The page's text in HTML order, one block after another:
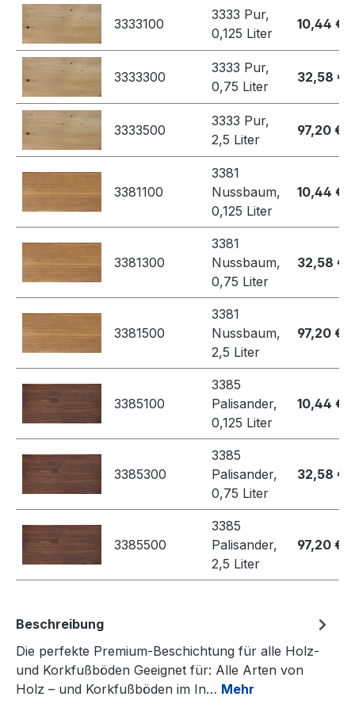
3333100
3333 Pur,
0,125 Liter
10,44 €
3333300
3333 Pur,
0,75 Liter
32,58 €
3333500
3333 Pur,
2,5 Liter
97,20 €
3381100
3381
Nussbaum,
0,125 Liter
10,44 €
3381300
3381
Nussbaum,
0,75 Liter
32,58 €
3381500
3381
Nussbaum,
2,5 Liter
97,20 €
3385100
3385
Palisander,
0,125 Liter
10,44 €
3385300
3385
Palisander,
0,75 Liter
32,58 €
3385500
3385
Palisander,
2,5 Liter
97,20 €
Beschreibung
Die perfekte Premium-Beschichtung für alle Holz-
und Korkfußböden Geeignet für: Alle Arten von
Holz – und Korkfußböden im In… Mehr